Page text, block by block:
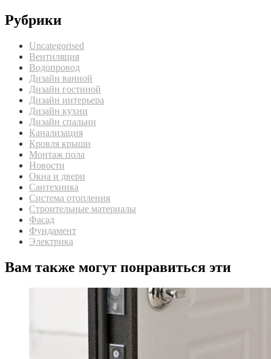
Рубрики
Uncategorised
Вентиляция
Водопровод
Дизайн ванной
Дизайн гостиной
Дизайн интерьера
Дизайн кухни
Дизайн спальни
Канализация
Кровля крыши
Монтаж пола
Новости
Окна и двери
Сантехника
Система отопления
Строительные материалы
Фасад
Фундамент
Электрика
Вам также могут понравиться эти